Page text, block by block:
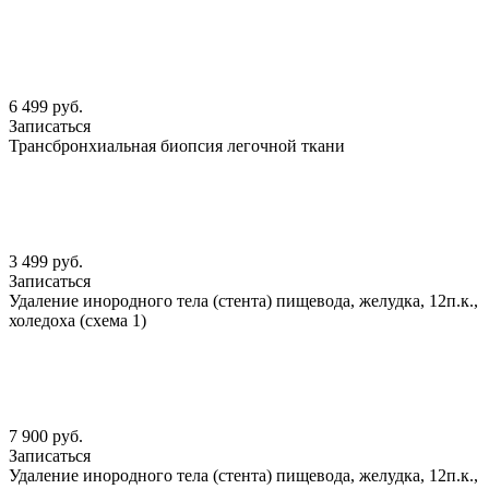
6 499 руб.
Записаться
Трансбронхиальная биопсия легочной ткани
3 499 руб.
Записаться
Удаление инородного тела (стента) пищевода, желудка, 12п.к.,
холедоха (схема 1)
7 900 руб.
Записаться
Удаление инородного тела (стента) пищевода, желудка, 12п.к.,